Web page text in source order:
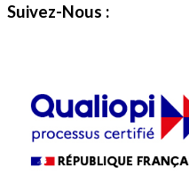
Suivez-Nous :